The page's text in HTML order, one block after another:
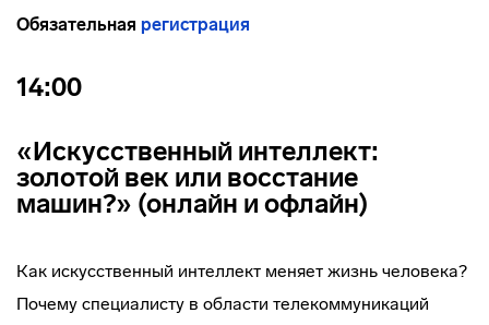
Обязательная регистрация
14:00
«Искусственный интеллект:
золотой век или восстание
машин?» (онлайн и офлайн)
Как искусственный интеллект меняет жизнь человека?
Почему специалисту в области телекоммуникаций